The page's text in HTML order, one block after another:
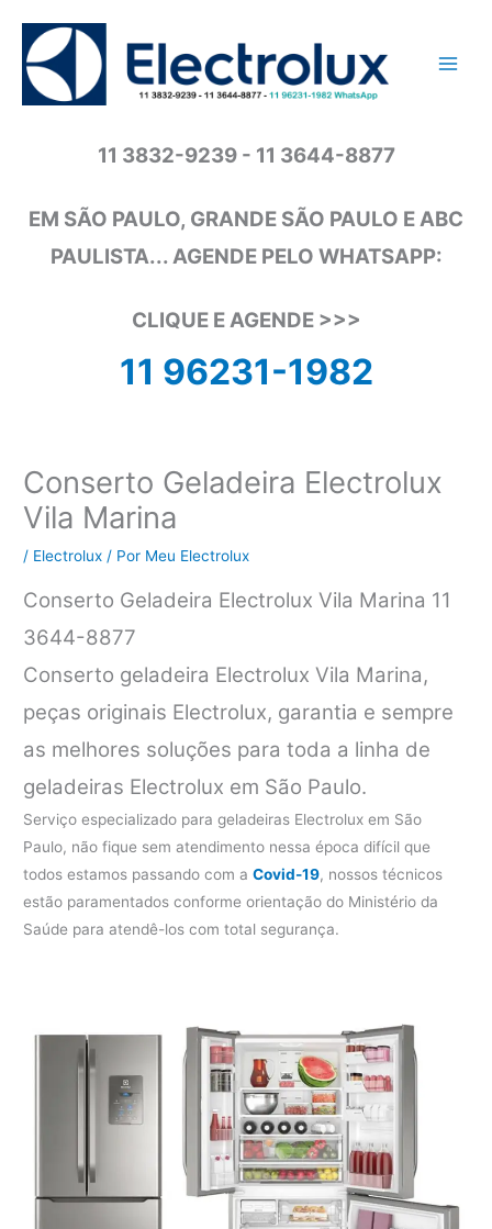
conteúdo
11 3832-9239 - 11 3644-8877
EM SÃO PAULO, GRANDE SÃO PAULO E ABC
PAULISTA... AGENDE PELO WHATSAPP:
CLIQUE E AGENDE >>>
11 96231-1982
Conserto Geladeira Electrolux
Vila Marina
/ Electrolux / Por Meu Electrolux
Conserto Geladeira Electrolux Vila Marina 11
3644-8877
Conserto geladeira Electrolux Vila Marina,
peças originais Electrolux, garantia e sempre
as melhores soluções para toda a linha de
geladeiras Electrolux em São Paulo.
Serviço especializado para geladeiras Electrolux em São
Paulo, não fique sem atendimento nessa época difícil que
todos estamos passando com aCovid-19, nossos técnicos
estão paramentados conforme orientação do Ministério da
Saúde para atendê-los com total segurança.